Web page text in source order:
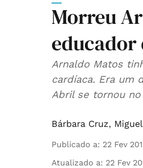
Morreu
educador
Arnaldo Matos
cardíaca. Era um
Abril se tornou no
Bárbara Cruz,
Publicado a: 22 Fev
Atualizado a: 22 Fev